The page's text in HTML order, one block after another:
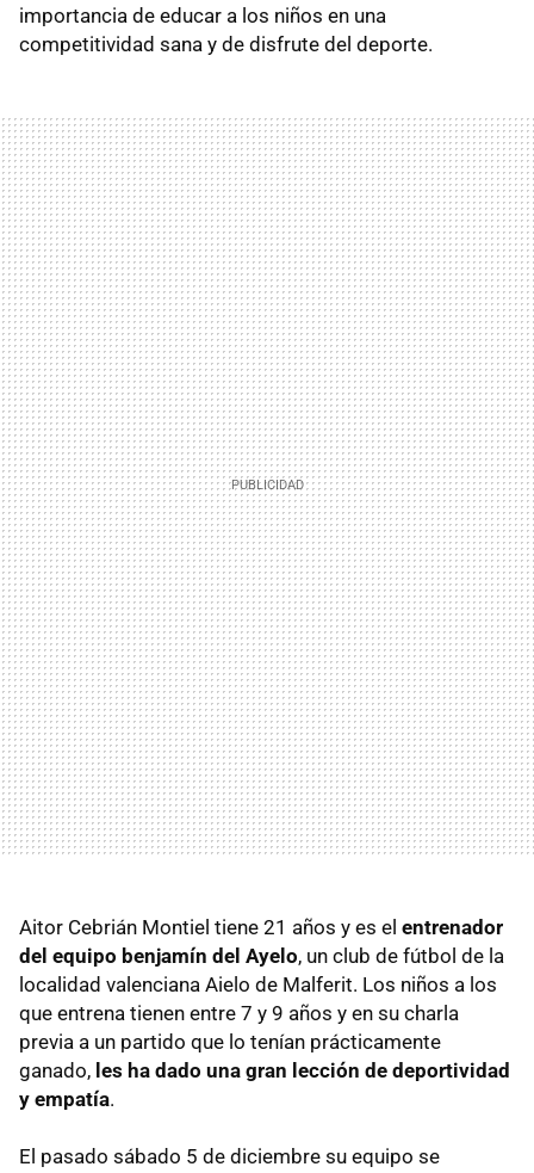
importancia de educar a los niños en una
competitividad sana y de disfrute del deporte.
Aitor Cebrián Montiel tiene 21 años y es el entrenador
del equipo benjamín del Ayelo, un club de fútbol de la
localidad valenciana Aielo de Malferit. Los niños a los
que entrena tienen entre 7 y 9 años y en su charla
previa a un partido que lo tenían prácticamente
ganado, les ha dado una gran lección de deportividad
y empatía.
El pasado sábado 5 de diciembre su equipo se